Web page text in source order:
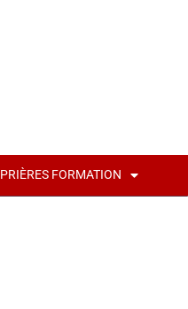
PRIÈRES FORMATION